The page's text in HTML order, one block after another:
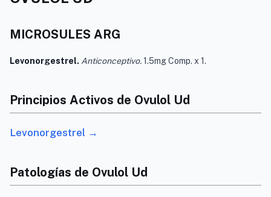
MICROSULES ARG
Levonorgestrel. Anticonceptivo.1.5mg Comp. x 1.
Principios Activos de Ovulol Ud
Levonorgestrel →
Patologías de Ovulol Ud